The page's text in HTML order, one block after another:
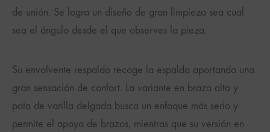
de unión. Se logra un diseño de gran limpieza sea cual
sea el ángulo desde el que observes la pieza.
Su envolvente respaldo recoge la espalda aportando una
gran sensación de confort. La variante en brazo alto y
pata de varilla delgada busca un enfoque más serio y
permite el apoyo de brazos, mientras que su versión en